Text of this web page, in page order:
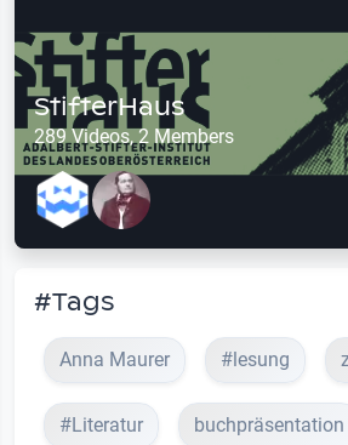
StifterHaus
289 Videos, 2 Members
#Tags
Anna Maurer #lesung
#Literatur buchpräsentation